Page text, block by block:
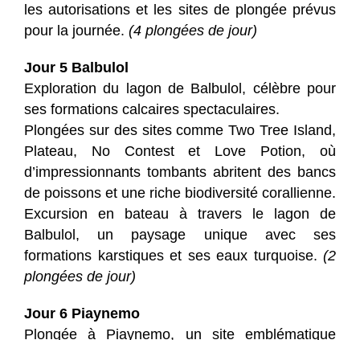
les autorisations et les sites de plongée prévus
pour la journée. (4 plongées de jour)
Jour 5 Balbulol
Exploration du lagon de Balbulol, célèbre pour
ses formations calcaires spectaculaires.
Plongées sur des sites comme Two Tree Island,
Plateau, No Contest et Love Potion, où
d’impressionnants tombants abritent des bancs
de poissons et une riche biodiversité corallienne.
Excursion en bateau à travers le lagon de
Balbulol, un paysage unique avec ses
formations karstiques et ses eaux turquoise. (2
plongées de jour)
Jour 6 Piaynemo
Plongée à Piaynemo, un site emblématique